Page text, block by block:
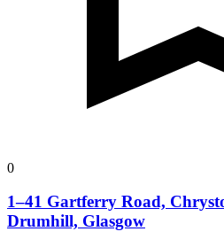
0
1–41 Gartferry Road,
Drumhill, Glasgow